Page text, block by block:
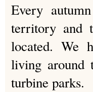
Every
territory and
located. We
living around
turbine parks.